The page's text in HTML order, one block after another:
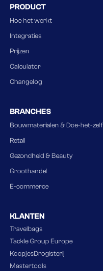
PRODUCT
Hoe het werkt
Integraties
Prijzen
Calculator
Changelog
BRANCHES
Bouwmaterialen & Doe-het-zelf
Retail
Gezondheid & Beauty
Groothandel
E-commerce
KLANTEN
Travelbags
Tackle Group Europe
KoopjesDrogisterij
Mastertools